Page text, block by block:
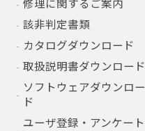
修理に関するご案内
該非判定書類
カタログダウンロード
取扱説明書ダウンロード
ソフトウェアダウンロー
ド
ユーザ登録・アンケート